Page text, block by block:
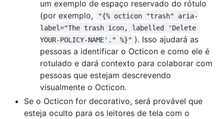
um exemplo de espaço reservado do rótulo
(por exemplo,
"{% octicon "trash" aria-
label="The trash icon, labelled 'Delete
YOUR-POLICY-NAME'." %}" ). Isso ajudará as
pessoas a identificar o Octicon e como ele é
rotulado e dará contexto para colaborar com
pessoas que estejam descrevendo
visualmente o Octicon.
Se o Octicon for decorativo, será provável que
esteja oculto para os leitores de tela com o